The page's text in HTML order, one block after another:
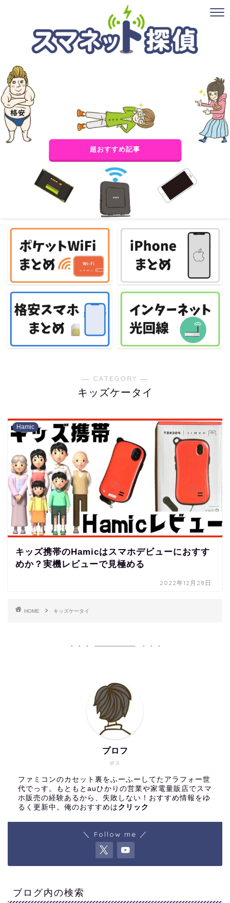
超おすすめ記事
― CATEGORY ―
キッズケータイ
Hamic
キッズ携帯のHamicはスマホデビューにおすす
めか？実機レビューで見極める
2022年12月28日
HOME キッズケータイ
ボス
プロフ
ファミコンのカセット裏をふーふーしてたアラフォー世
代でっす。もともとauひかりの営業や家電量販店でスマ
ホ販売の経験あるから、失敗しない！おすすめ情報をゆ
るく更新中。俺のおすすめは クリック
＼ Follow me ／
ブログ内の検索